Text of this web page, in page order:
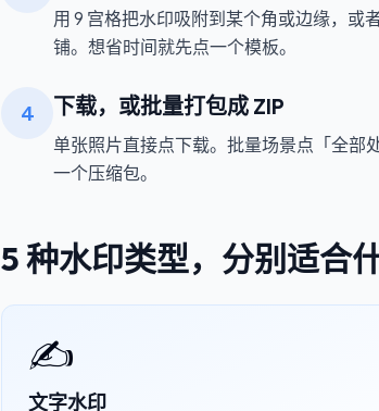
用 9 宫格把水印吸附到某个角或边缘，或
铺。想省时间就先点一个模板。
4 下载，或批量打包成 ZIP
单张照片直接点下载。批量场景点「全部
一个压缩包。
5 种水印类型，分别适合
✍️
文字水印